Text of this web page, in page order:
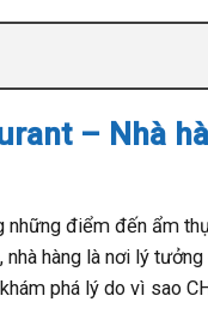
– Nhà
điểm đến ẩm
nhà hàng là nơi lý
phá lý do vì sao